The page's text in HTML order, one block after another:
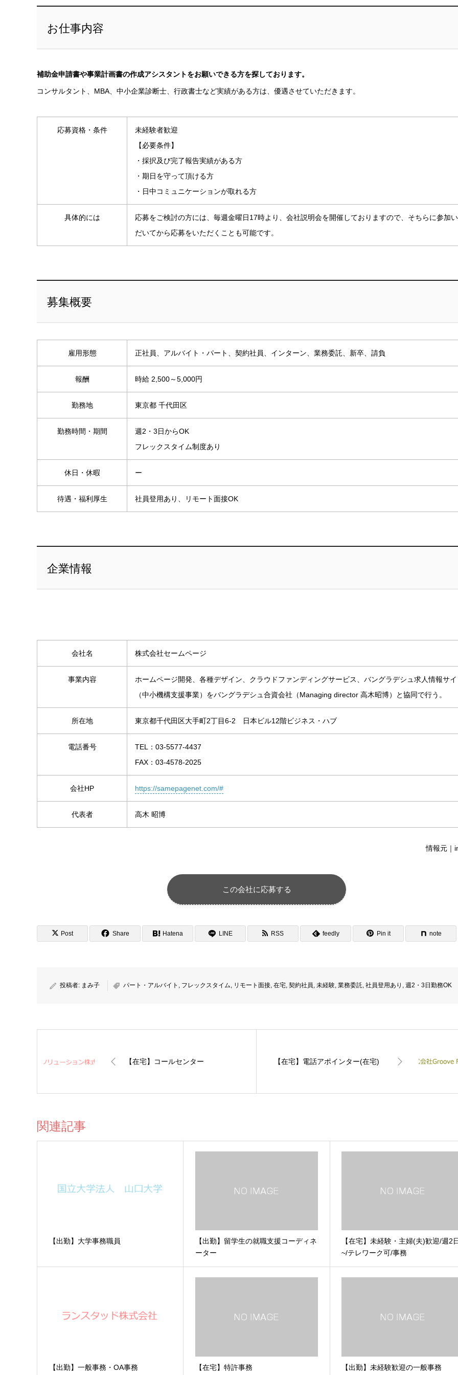
お仕事内容
補助金申請書や事業計画書の作成アシスタントをお願いできる方を探しております。
コンサルタント、MBA、中小企業診断士、行政書士など実績がある方は、優遇させていただきます。
応募資格・条件
未経験者歓迎
【必要条件】
・採択及び完了報告実績がある方
・期日を守って頂ける方
・日中コミュニケーションが取れる方
具体的には
応募をご検討の方には、毎週金曜日17時より、会社説明会を開催しておりますので、そちらに参加
だいてから応募をいただくことも可能です。
募集概要
雇用形態 正社員、アルバイト・パート、契約社員、インターン、業務委託、新卒、請負
報酬 時給 2,500～5,000円
勤務地 東京都 千代田区
勤務時間・期間
週2・3日からOK
フレックスタイム制度あり
休日・休暇 ー
待遇・福利厚生 社員登用あり、リモート面接OK
企業情報
会社名 株式会社セームページ
事業内容
ホームページ開発、各種デザイン、クラウドファンディングサービス、バングラデシュ求人情報サ
（中小機構支援事業）をバングラデシュ合資会社（Managing director 高木昭博）と協同で行う。
所在地 東京都千代田区大手町2丁目6-2 日本ビル12階ビジネス・ハブ
電話番号
TEL：03-5577-4437
FAX：03-4578-2025
会社HP https://samepagenet.com/#
代表者 高木 昭博
情報元｜
この会社に応募する
Post Share Hatena LINE RSS feedly Pin it note
投稿者: まみ子 パート・アルバイト フレックスタイム リモート面接 在宅 契約社員 未経験 業務委託 社員登用あり 週2・3日勤務OK
【在宅】コールセンター 【在宅】電話アポインター(在宅)
関連記事
【出勤】大学事務職員
【出勤】留学生の就職支援コーディネ
ーター
【在宅】未経験・主婦(夫)歓迎/週2
~/テレワーク可/事務
【出勤】一般事務・OA事務 【在宅】特許事務 【出勤】未経験歓迎の一般事務